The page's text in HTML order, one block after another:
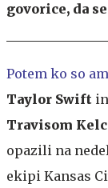
govorice, da
Potem ko so
Taylor Swift
Travisom
opazili na
ekipi Kansas